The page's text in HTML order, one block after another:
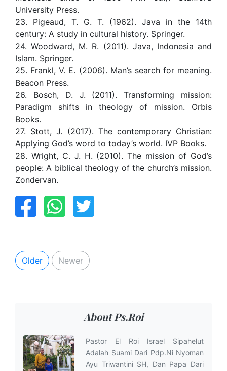
University Press.
23. Pigeaud, T. G. T. (1962). Java in the 14th
century: A study in cultural history. Springer.
24. Woodward, M. R. (2011). Java, Indonesia and
Islam. Springer.
25. Frankl, V. E. (2006). Man’s search for meaning.
Beacon Press.
26. Bosch, D. J. (2011). Transforming mission:
Paradigm shifts in theology of mission. Orbis
Books.
27. Stott, J. (2017). The contemporary Christian:
Applying God’s word to today’s world. IVP Books.
28. Wright, C. J. H. (2010). The mission of God’s
people: A biblical theology of the church’s mission.
Zondervan.
Older Newer
About Ps.Roi
Pastor El Roi Israel Sipahelut
Adalah Suami Dari Pdp.Ni Nyoman
Ayu Triwantini SH, Dan Papa Dari